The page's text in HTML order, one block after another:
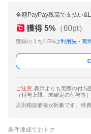
全額PayPay残高で支払い
獲得 5% （60pt）
獲得のうち4.5%は利用先・期
ご注意 表示よりも実際の付与
（付与上限、未確定の付与等）
原則税抜価格が対象です。特
条件達成でおトク